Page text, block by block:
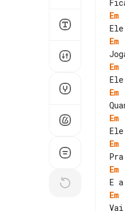
Em
Em
Em
Em
Em
Em
Em
Em